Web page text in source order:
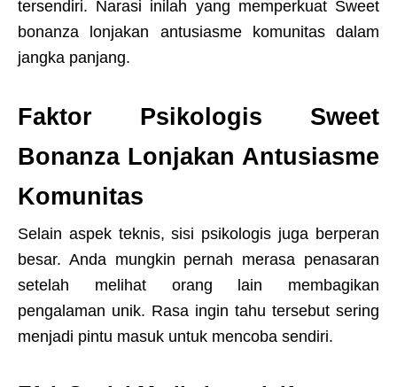
tersendiri. Narasi inilah yang memperkuat Sweet
bonanza lonjakan antusiasme komunitas dalam
jangka panjang.
Faktor Psikologis Sweet
Bonanza Lonjakan Antusiasme
Komunitas
Selain aspek teknis, sisi psikologis juga berperan
besar. Anda mungkin pernah merasa penasaran
setelah melihat orang lain membagikan
pengalaman unik. Rasa ingin tahu tersebut sering
menjadi pintu masuk untuk mencoba sendiri.